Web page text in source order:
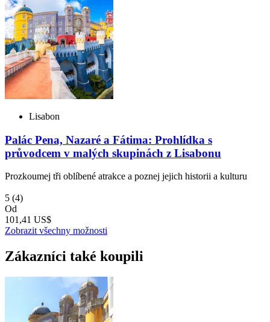
Lisabon
Palác Pena, Nazaré a Fátima: Prohlídka s
průvodcem v malých skupinách z Lisabonu
Prozkoumej tři oblíbené atrakce a poznej jejich historii a kulturu
5 (4)
Od
101,41 US$
Zobrazit všechny možnosti
Zákazníci také koupili